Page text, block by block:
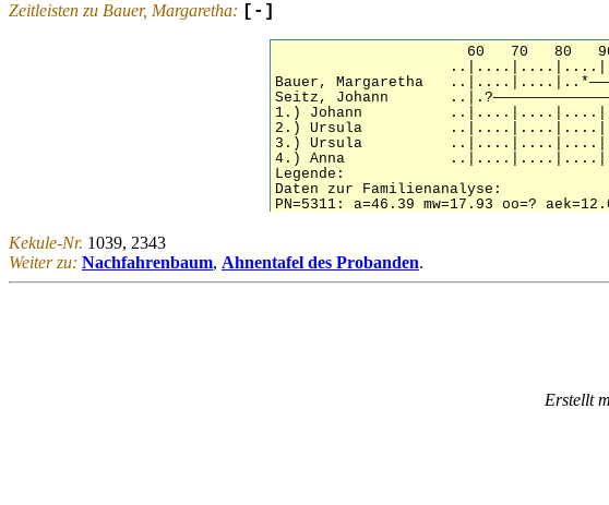
Zeitleisten zu Bauer, Margaretha:
[-]
Kekule-Nr. 1039, 2343
Weiter zu: Nachfahrenbaum, Ahnentafel des Probanden.
Erstellt